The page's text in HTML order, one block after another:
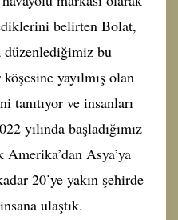
belirten Bolat,
düzenlediğimiz bu
yayılmış olan
tanıtıyor ve insanları
yılında başladığımız
Asya’ya
20’ye yakın şehirde
ulaştık.